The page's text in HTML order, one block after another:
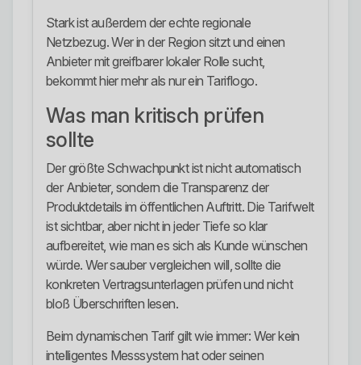
Stark ist außerdem der echte regionale
Netzbezug. Wer in der Region sitzt und einen
Anbieter mit greifbarer lokaler Rolle sucht,
bekommt hier mehr als nur ein Tariflogo.
Was man kritisch prüfen
sollte
Der größte Schwachpunkt ist nicht automatisch
der Anbieter, sondern die Transparenz der
Produktdetails im öffentlichen Auftritt. Die Tarifwelt
ist sichtbar, aber nicht in jeder Tiefe so klar
aufbereitet, wie man es sich als Kunde wünschen
würde. Wer sauber vergleichen will, sollte die
konkreten Vertragsunterlagen prüfen und nicht
bloß Überschriften lesen.
Beim dynamischen Tarif gilt wie immer: Wer kein
intelligentes Messsystem hat oder seinen